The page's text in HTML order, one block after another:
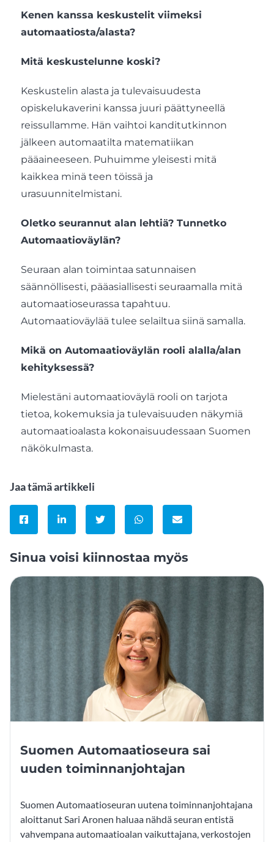
Kenen kanssa keskustelit viimeksi
automaatiosta/alasta?
Mitä keskustelunne koski?
Keskustelin alasta ja tulevaisuudesta
opiskelukaverini kanssa juuri päättyneellä
reissullamme. Hän vaihtoi kanditutkinnon
jälkeen automaatilta matematiikan
pääaineeseen. Puhuimme yleisesti mitä
kaikkea minä teen töissä ja
urasuunnitelmistani.
Oletko seurannut alan lehtiä? Tunnetko
Automaatioväylän?
Seuraan alan toimintaa satunnaisen
säännöllisesti, pääasiallisesti seuraamalla mitä
automaatioseurassa tapahtuu.
Automaatioväylää tulee selailtua siinä samalla.
Mikä on Automaatioväylän rooli alalla/alan
kehityksessä?
Mielestäni automaatioväylä rooli on tarjota
tietoa, kokemuksia ja tulevaisuuden näkymiä
automaatioalasta kokonaisuudessaan Suomen
näkökulmasta.
Jaa tämä artikkeli
Jaa Facebookissa
Jaa LinkedInissä
Jaa TwitterissäJaa WhatsAppissa
Jaa sähköpostitse
Sinua voisi kiinnostaa myös
Suomen Automaatioseura sai
uuden toiminnanjohtajan
Suomen Automaatioseuran uutena toiminnanjohtajana
aloittanut Sari Aronen haluaa nähdä seuran entistä
vahvempana automaatioalan vaikuttajana, verkostojen